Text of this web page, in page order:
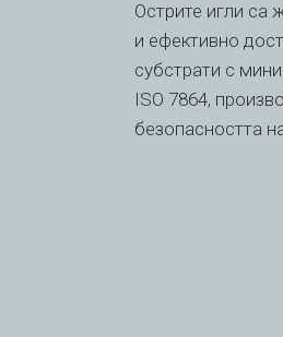
Острите игли са
и ефективно
субстрати с
ISO 7864,
безопасността